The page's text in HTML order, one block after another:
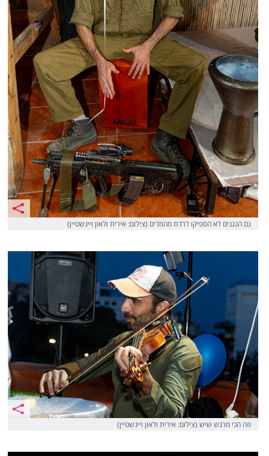
גם הנגנים לא הספיקו לרדת מהמדים (צילום: אירית ולאון ויינשטיין)
וזה הכי מרגש שיש (צילום: אירית ולאון ויינשטיין)